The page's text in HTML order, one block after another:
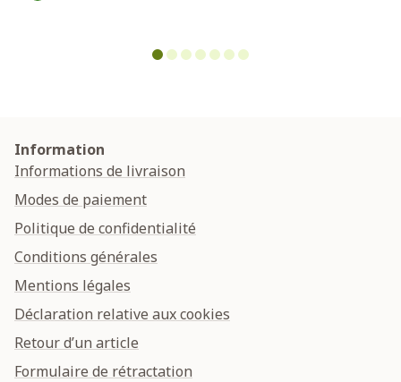
Information
Informations de livraison
Modes de paiement
Politique de confidentialité
Conditions générales
Mentions légales
Déclaration relative aux cookies
Retour d’un article
Formulaire de rétractation